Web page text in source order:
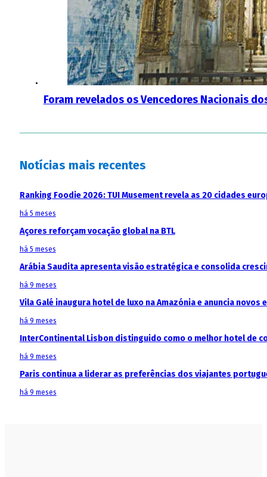
Foram revelados os Vencedores Nacionais
Notícias mais recentes
Ranking Foodie 2026: TUI Musement revela as 20 cidades
há 5 meses
Açores reforçam vocação global na BTL
há 5 meses
Arábia Saudita apresenta visão estratégica e consolida
há 9 meses
Vila Galé inaugura hotel de luxo na Amazónia e anuncia
há 9 meses
InterContinental Lisbon distinguido como o melhor hotel de
há 9 meses
Paris continua a liderar as preferências dos viajantes
há 9 meses